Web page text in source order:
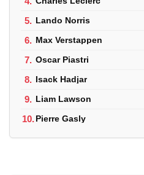
5. Lando Norris
6. Max Verstappen
7. Oscar Piastri
8. Isack Hadjar
9. Liam Lawson
10.Pierre Gasly